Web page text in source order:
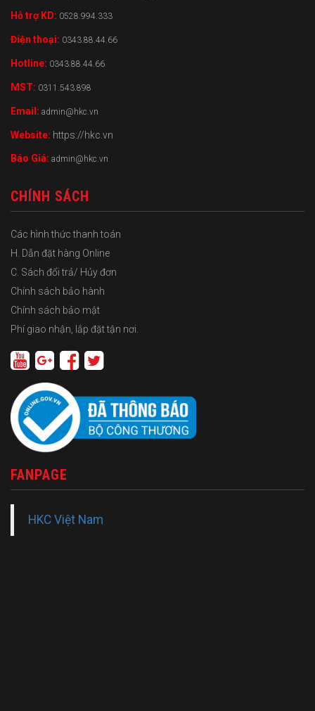
Hỗ trợ KD: 0528.994.333
Điện thoại: 0343.88.44.66
Hotline: 0343.88.44.66
MST: 0311.543.898
Email: admin@hkc.vn
Website: https://hkc.vn
Báo Giá: admin@hkc.vn
CHÍNH SÁCH
Các hình thức thanh toán
H. Dẫn đặt hàng Online
C. Sách đổi trả/ Hủy đơn
Chính sách bảo hành
Chính sách bảo mật
Phí giao nhận, lắp đặt tận nơi.
FANPAGE
HKC Việt Nam